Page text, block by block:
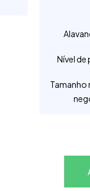
Nível de
Tamanho